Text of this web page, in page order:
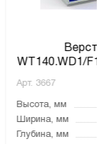
WT140.WD1/
Арт. 3667
Высота, мм
Ширина, мм
Глубина, мм